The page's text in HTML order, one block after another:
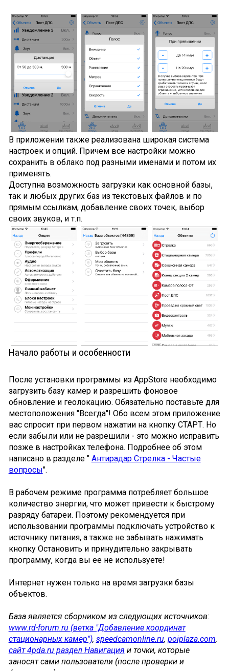
В приложении также реализована широкая система
настроек и опций. Причем все настройки можно
сохранить в облако под разными именами и потом их
применять.
Доступна возможность загрузки как основной базы,
так и любых других баз из текстовых файлов и по
прямым ссылкам, добавление своих точек, выбор
своих звуков, и т.п.
Начало работы и особенности
После установки программы из AppStore необходимо
загрузить базу камер и разрешить фоновое
обновление и геолокацию. Обязательно поставьте для
местоположения "Всегда"! Обо всем этом приложение
вас спросит при первом нажатии на кнопку СТАРТ. Но
если забыли или не разрешили - это можно исправить
позже в настройках телефона. Подробнее об этом
написано в разделе " Антирадар Стрелка - Частые
вопросы".
В рабочем режиме программа потребляет большое
количество энергии, что может привести к быстрому
разряду батареи. Поэтому рекомендуется при
использовании программы подключать устройство к
источнику питания, а также не забывать нажимать
кнопку Остановить и принудительно закрывать
программу, когда вы ее не используете!
Интернет нужен только на время загрузки базы
объектов.
База является сборником из следующих источников:
www.rd-forum.ru (ветка "Добавление координат
стационарных камер"), speedcamonline.ru, poiplaza.com,
сайт 4pda.ru раздел Навигация и точки, которые
заносят сами пользователи (после проверки и